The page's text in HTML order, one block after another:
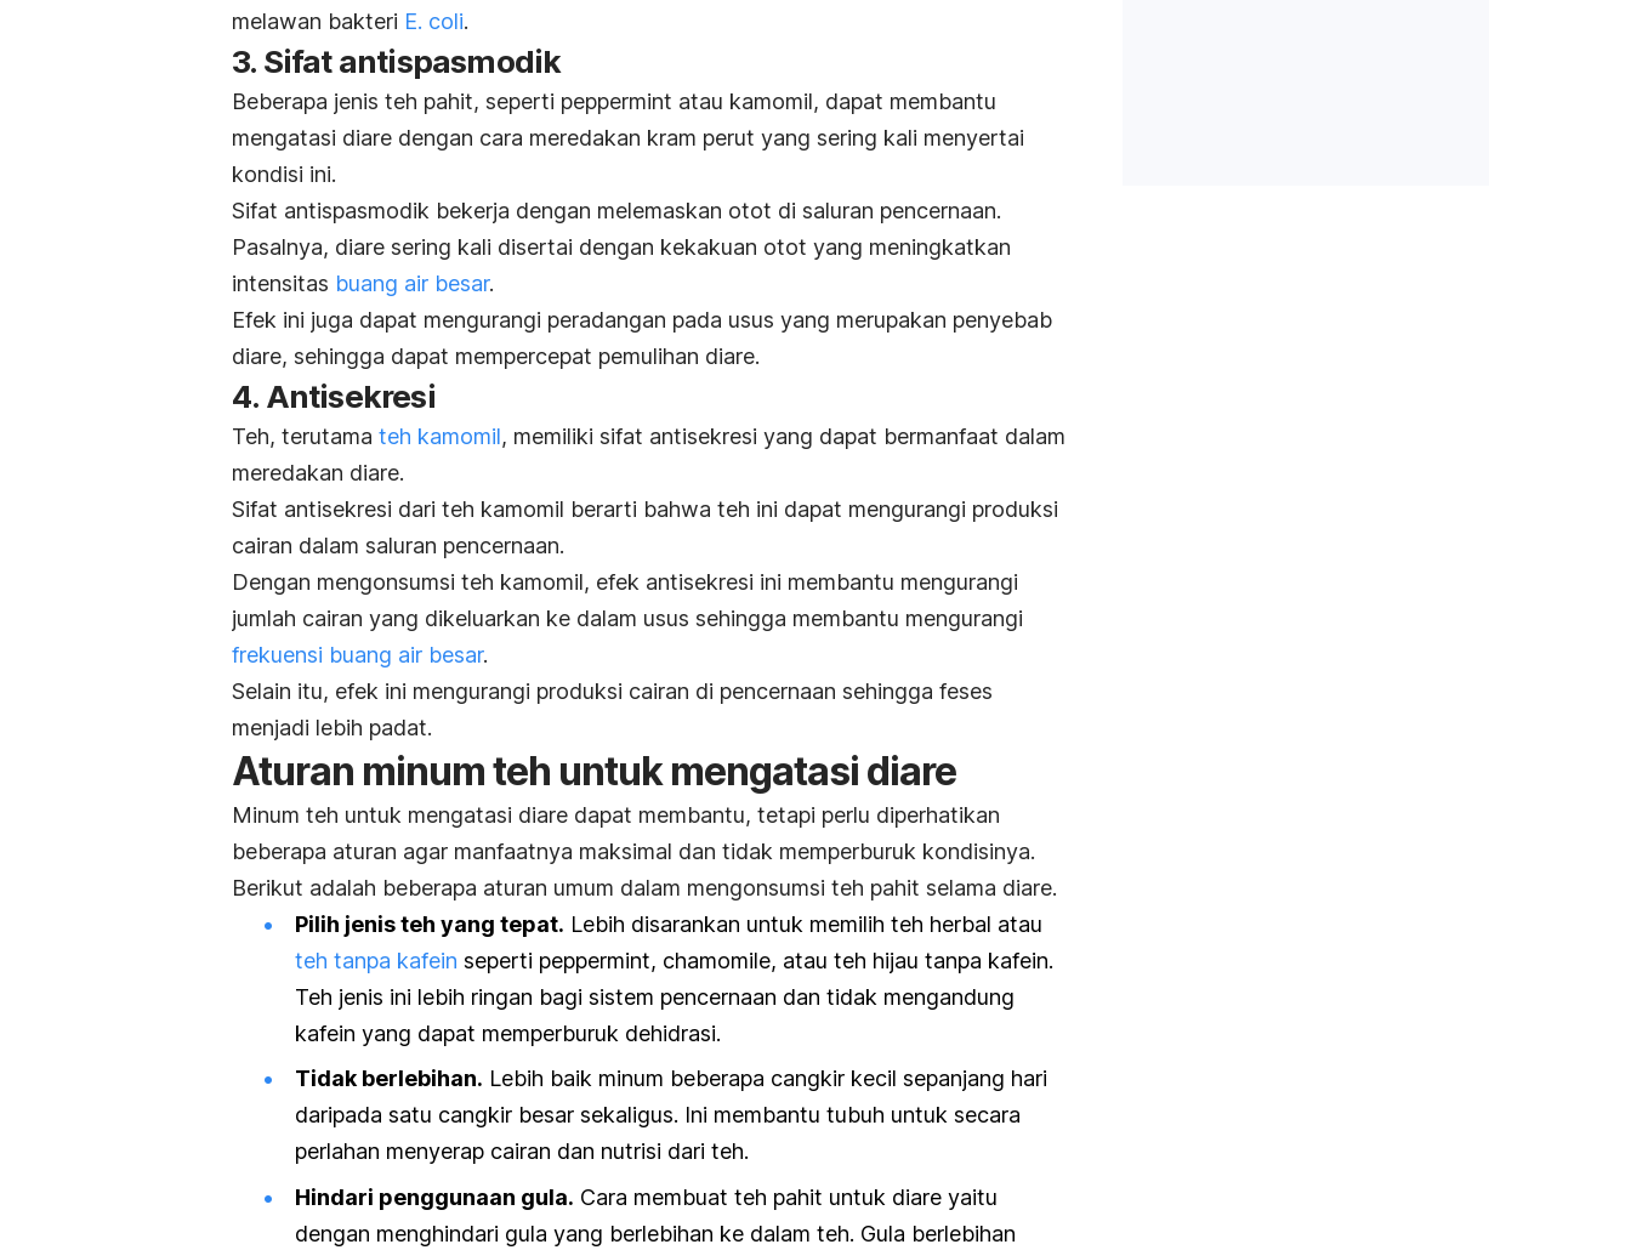
melawan bakteri E. coli.
3. Sifat antispasmodik
Beberapa jenis teh pahit, seperti peppermint atau kamomil, dapat membantu
mengatasi diare dengan cara meredakan kram perut yang sering kali menyertai
kondisi ini.
Sifat antispasmodik bekerja dengan melemaskan otot di saluran pencernaan.
Pasalnya, diare sering kali disertai dengan kekakuan otot yang meningkatkan
intensitas buang air besar.
Efek ini juga dapat mengurangi peradangan pada usus yang merupakan penyebab
diare, sehingga dapat mempercepat pemulihan diare.
4. Antisekresi
Teh, terutama teh kamomil, memiliki sifat antisekresi yang dapat bermanfaat dalam
meredakan diare.
Sifat antisekresi dari teh kamomil berarti bahwa teh ini dapat mengurangi produksi
cairan dalam saluran pencernaan.
Dengan mengonsumsi teh kamomil, efek antisekresi ini membantu mengurangi
jumlah cairan yang dikeluarkan ke dalam usus sehingga membantu mengurangi
frekuensi buang air besar.
Selain itu, efek ini mengurangi produksi cairan di pencernaan sehingga feses
menjadi lebih padat.
Aturan minum teh untuk mengatasi diare
Minum teh untuk mengatasi diare dapat membantu, tetapi perlu diperhatikan
beberapa aturan agar manfaatnya maksimal dan tidak memperburuk kondisinya.
Berikut adalah beberapa aturan umum dalam mengonsumsi teh pahit selama diare.
Pilih jenis teh yang tepat. Lebih disarankan untuk memilih teh herbal atau
teh tanpa kafein seperti peppermint, chamomile, atau teh hijau tanpa kafein.
Teh jenis ini lebih ringan bagi sistem pencernaan dan tidak mengandung
kafein yang dapat memperburuk dehidrasi.
Tidak berlebihan. Lebih baik minum beberapa cangkir kecil sepanjang hari
daripada satu cangkir besar sekaligus. Ini membantu tubuh untuk secara
perlahan menyerap cairan dan nutrisi dari teh.
Hindari penggunaan gula. Cara membuat teh pahit untuk diare yaitu
dengan menghindari gula yang berlebihan ke dalam teh. Gula berlebihan